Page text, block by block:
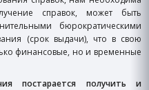
справок, может быть
бюрократическими
(срок выдачи), что в свою
финансовые, но и временные
постарается получить и